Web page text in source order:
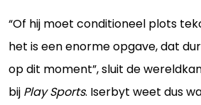
“Of hij moet conditioneel plots
het is een enorme opgave, dat
op dit moment”, sluit de
bij Play Sports. Iserbyt weet dus